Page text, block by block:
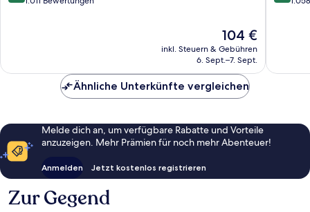
Der
Preis
beträgt
104 €
inkl. Steuern & Gebühren
6. Sept.–7. Sept.
Ähnliche Unterkünfte vergleichen
Melde dich an, um verfügbare Rabatte und Vorteile
anzuzeigen. Mehr Prämien für noch mehr Abenteuer!
Anmelden Jetzt kostenlos registrieren
Zur Gegend